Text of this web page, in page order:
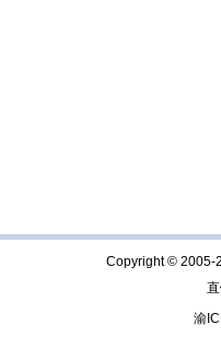
Copyright © 2005-
渝